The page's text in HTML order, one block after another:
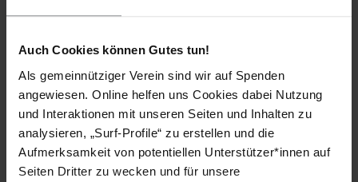
Auch Cookies können Gutes tun!
Als gemeinnütziger Verein sind wir auf Spenden
angewiesen. Online helfen uns Cookies dabei Nutzung
und Interaktionen mit unseren Seiten und Inhalten zu
analysieren, „Surf-Profile“ zu erstellen und die
Aufmerksamkeit von potentiellen Unterstützer*innen auf
Seiten Dritter zu wecken und für unsere
Bleib informiert
Header
Text
Abonniere den Amnesty-Newsletter und mach dich
für die Menschenrechte stark!
Vorname